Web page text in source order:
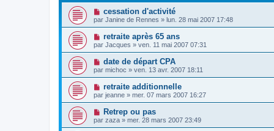
cessation d'activité
par Janine de Rennes » lun. 28 mai 2007 17:48
retraite après 65 ans
par Jacques » ven. 11 mai 2007 07:31
date de départ CPA
par michoc » ven. 13 avr. 2007 18:11
retraite additionnelle
par jeanne » mer. 07 mars 2007 16:27
Retrep ou pas
par zaza » mer. 28 mars 2007 23:49